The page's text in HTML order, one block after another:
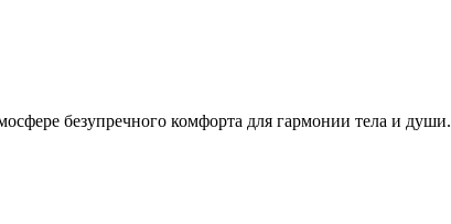
безупречного комфорта для гармонии тела и души.